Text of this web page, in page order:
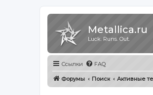
Metallica.ru
Luck. Runs. Out.
Ссылки FAQ
Форумы Поиск Активные